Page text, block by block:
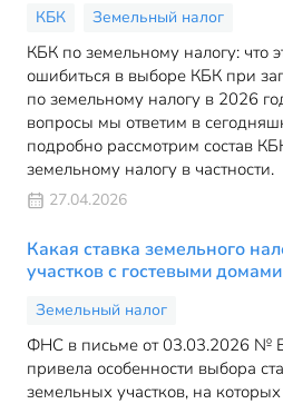
КБК Земельный налог
КБК по земельному налогу: что
ошибиться в выборе КБК при
по земельному налогу в 2026
вопросы мы ответим в
подробно рассмотрим состав
земельному налогу в частности.
27.04.2026
Какая ставка земельного
участков с гостевыми домами
Земельный налог
ФНС в письме от 03.03.2026 №
привела особенности выбора
земельных участков, на